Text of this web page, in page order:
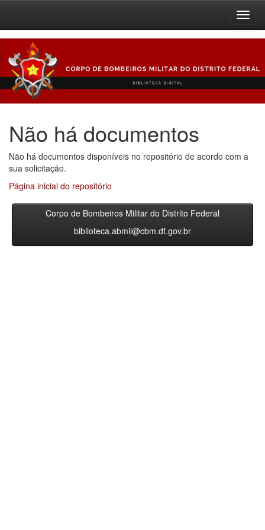
navigation
Não há documentos
Não há documentos disponíveis no repositório de acordo com a
sua solicitação.
Página inicial do repositório
Corpo de Bombeiros Militar do Distrito Federal
biblioteca.abmil@cbm.df.gov.br